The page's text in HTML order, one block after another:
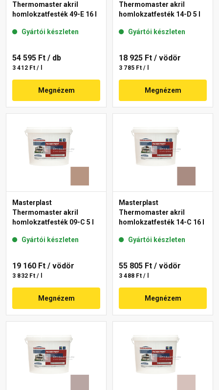
Thermomaster akril
homlokzatfesték 49-E 16 l
Gyártói készleten
54 595 Ft / db
3 412 Ft / l
Megnézem
Thermomaster akril
homlokzatfesték 14-D 5 l
Gyártói készleten
18 925 Ft / vödör
3 785 Ft / l
Megnézem
Masterplast
Thermomaster akril
homlokzatfesték 09-C 5 l
Gyártói készleten
19 160 Ft / vödör
3 832 Ft / l
Megnézem
Masterplast
Thermomaster akril
homlokzatfesték 14-C 16 l
Gyártói készleten
55 805 Ft / vödör
3 488 Ft / l
Megnézem